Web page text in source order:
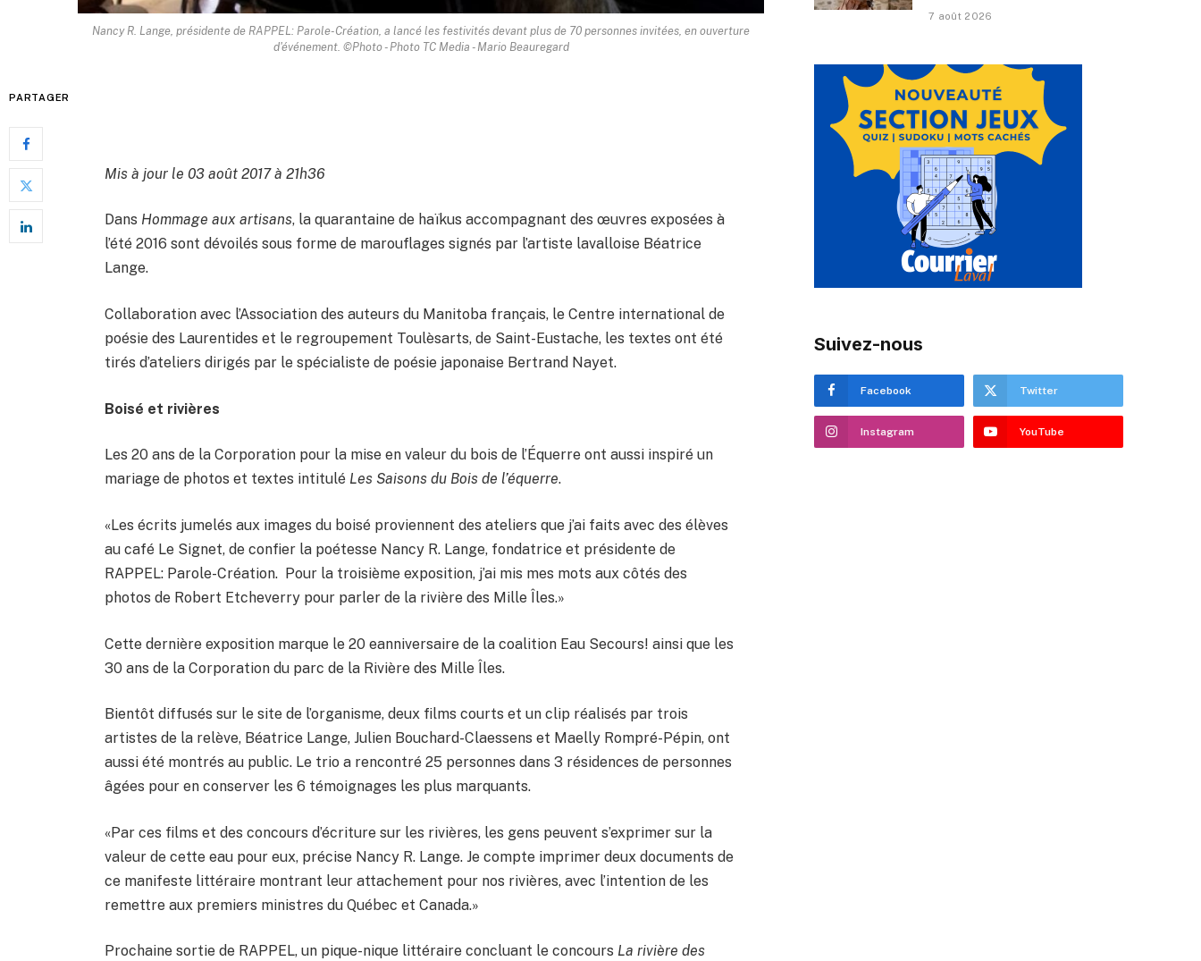
Nancy R. Lange, présidente de RAPPEL: Parole-Création, a lancé les festivités devant plus de 70 personnes invitées, en ouverture
d'événement. ©Photo - Photo TC Media - Mario Beauregard
PARTAGER
Mis à jour le 03 août 2017 à 21h36
Dans Hommage aux artisans, la quarantaine de haïkus accompagnant des œuvres exposées à
l’été 2016 sont dévoilés sous forme de marouflages signés par l’artiste lavalloise Béatrice
Lange.
Collaboration avec l’Association des auteurs du Manitoba français, le Centre international de
poésie des Laurentides et le regroupement Toulèsarts, de Saint-Eustache, les textes ont été
tirés d’ateliers dirigés par le spécialiste de poésie japonaise Bertrand Nayet.
Boisé et rivières
Les 20 ans de la Corporation pour la mise en valeur du bois de l’Équerre ont aussi inspiré un
mariage de photos et textes intitulé Les Saisons du Bois de l’équerre.
«Les écrits jumelés aux images du boisé proviennent des ateliers que j’ai faits avec des élèves
au café Le Signet, de confier la poétesse Nancy R. Lange, fondatrice et présidente de
RAPPEL: Parole-Création. Pour la troisième exposition, j’ai mis mes mots aux côtés des
photos de Robert Etcheverry pour parler de la rivière des Mille Îles.»
Cette dernière exposition marque le 20 eanniversaire de la coalition Eau Secours! ainsi que les
30 ans de la Corporation du parc de la Rivière des Mille Îles.
Bientôt diffusés sur le site de l’organisme, deux films courts et un clip réalisés par trois
artistes de la relève, Béatrice Lange, Julien Bouchard-Claessens et Maelly Rompré-Pépin, ont
aussi été montrés au public. Le trio a rencontré 25 personnes dans 3 résidences de personnes
âgées pour en conserver les 6 témoignages les plus marquants.
«Par ces films et des concours d’écriture sur les rivières, les gens peuvent s’exprimer sur la
valeur de cette eau pour eux, précise Nancy R. Lange. Je compte imprimer deux documents de
ce manifeste littéraire montrant leur attachement pour nos rivières, avec l’intention de les
remettre aux premiers ministres du Québec et Canada.»
Prochaine sortie de RAPPEL, un pique-nique littéraire concluant le concours La rivière des
7 août 2026
Suivez-nous
Facebook Twitter
Instagram YouTube